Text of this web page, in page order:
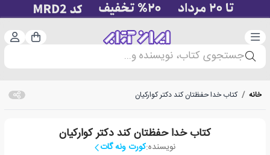
دسته‌بندی سبد
جستجوی کتاب، نویسنده و...
خانه / کتاب خدا حفظتان کند دکتر کوارکیان
کتاب خدا حفظتان کند دکتر کوارکیان
نویسنده:کورت ونه گات